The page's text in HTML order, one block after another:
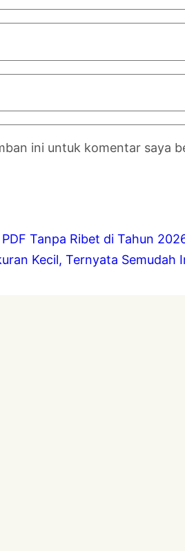
ini untuk komentar saya
Tanpa Ribet di Tahun
Kecil, Ternyata Semudah